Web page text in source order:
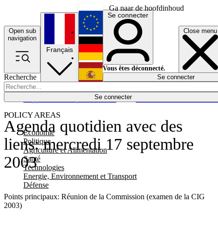
Ga naar de hoofdinhoud
Open sub
navigation
Close menu
Recherche
Se connecter
POLICY AREAS
Economie
Politique
Agriculture et Alimentation
Santé
Technologies
Energie, Environnement et Transport
Défense
Économie
Français
English
Deutsch
Español
Se connecter
Vous êtes déconnecté.
Se connecter
Agenda quotidien avec des
liens: mercredi 17 septembre
2003
Points principaux: Réunion de la Commission (examen de la CIG
2003)